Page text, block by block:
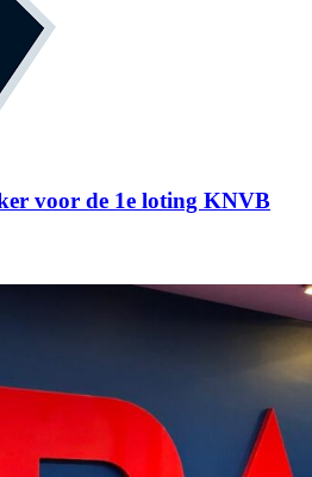
voor de 1e loting KNVB